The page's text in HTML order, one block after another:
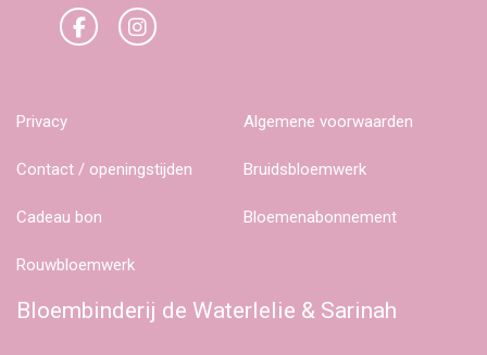
Privacy Algemene voorwaarden
Contact / openingstijden Bruidsbloemwerk
Cadeau bon Bloemenabonnement
Rouwbloemwerk
Bloembinderij de Waterlelie & Sarinah